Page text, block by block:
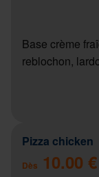
Base crème
reblochon,
Pizza chicken
Dès 10.00 €